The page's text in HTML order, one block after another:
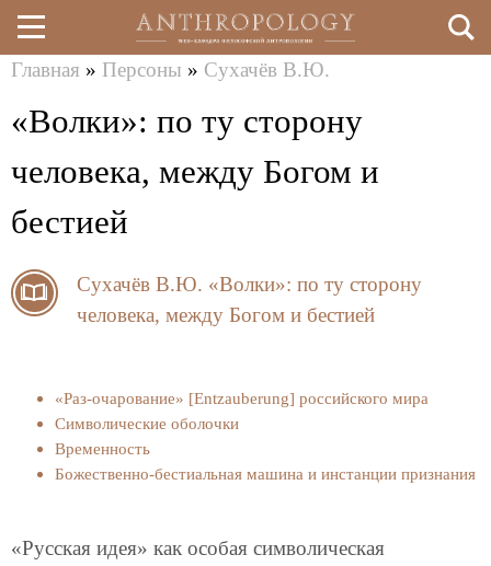
Перейти
к
здесь
Главная » Персоны » Сухачёв В.Ю.
«Волки»: по ту сторону
человека, между Богом и
бестией
Сухачёв В.Ю. «Волки»: по ту сторону
человека, между Богом и бестией
«Раз-очарование» [Entzauberung] российского мира
Символические оболочки
Временность
Божественно-бестиальная машина и инстанции признания
«Русская идея» как особая символическая